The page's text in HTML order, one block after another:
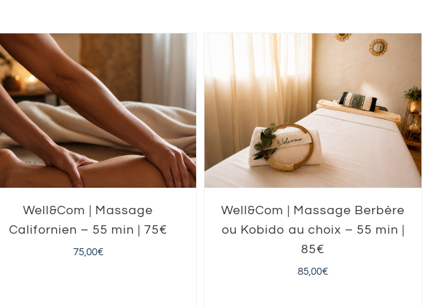
Well&Com | Massage
Californien – 55 min | 75€
75,00€
Well&Com | Massage Berbère
ou Kobido au choix – 55 min |
85€
85,00€